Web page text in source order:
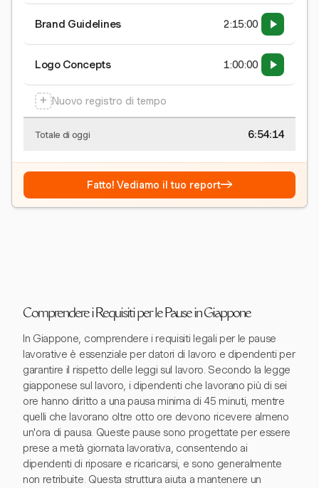
Brand Guidelines 2:15:00
Logo Concepts 1:00:00
+ Nuovo registro di tempo
Totale di oggi 6:54:15
Fatto! Vediamo il tuo report→
Comprendere i Requisiti per le Pause in Giappone
In Giappone, comprendere i requisiti legali per le pause
lavorative è essenziale per datori di lavoro e dipendenti per
garantire il rispetto delle leggi sul lavoro. Secondo la legge
giapponese sul lavoro, i dipendenti che lavorano più di sei
ore hanno diritto a una pausa minima di 45 minuti, mentre
quelli che lavorano oltre otto ore devono ricevere almeno
un'ora di pausa. Queste pause sono progettate per essere
prese a metà giornata lavorativa, consentendo ai
dipendenti di riposare e ricaricarsi, e sono generalmente
non retribuite. Questa struttura aiuta a mantenere un